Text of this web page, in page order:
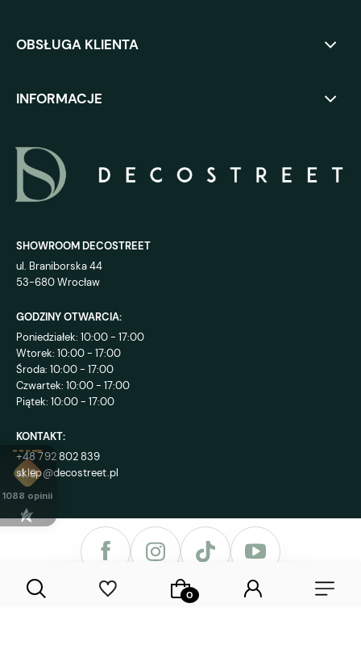
OBSŁUGA KLIENTA
INFORMACJE
SHOWROOM DECOSTREET
ul. Braniborska 44
53-680 Wrocław
GODZINY OTWARCIA:
Poniedziałek: 10:00 - 17:00
Wtorek: 10:00 - 17:00
Środa: 10:00 - 17:00
Czwartek: 10:00 - 17:00
Piątek: 10:00 - 17:00
KONTAKT:
+48 792 802 839
sklep@decostreet.pl
4.9
1088 opinii
Sklep internetowy Shoper Premium